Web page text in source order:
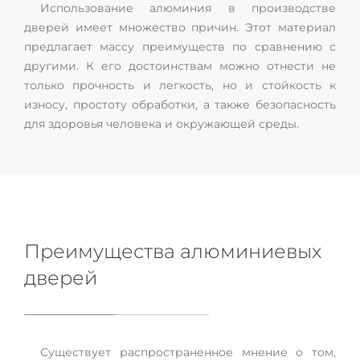
Использование алюминия в производстве
дверей имеет множество причин. Этот материал
предлагает массу преимуществ по сравнению с
другими. К его достоинствам можно отнести не
только прочность и легкость, но и стойкость к
износу, простоту обработки, а также безопасность
для здоровья человека и окружающей среды.
Преимущества алюминиевых
дверей
Существует распространенное мнение о том,